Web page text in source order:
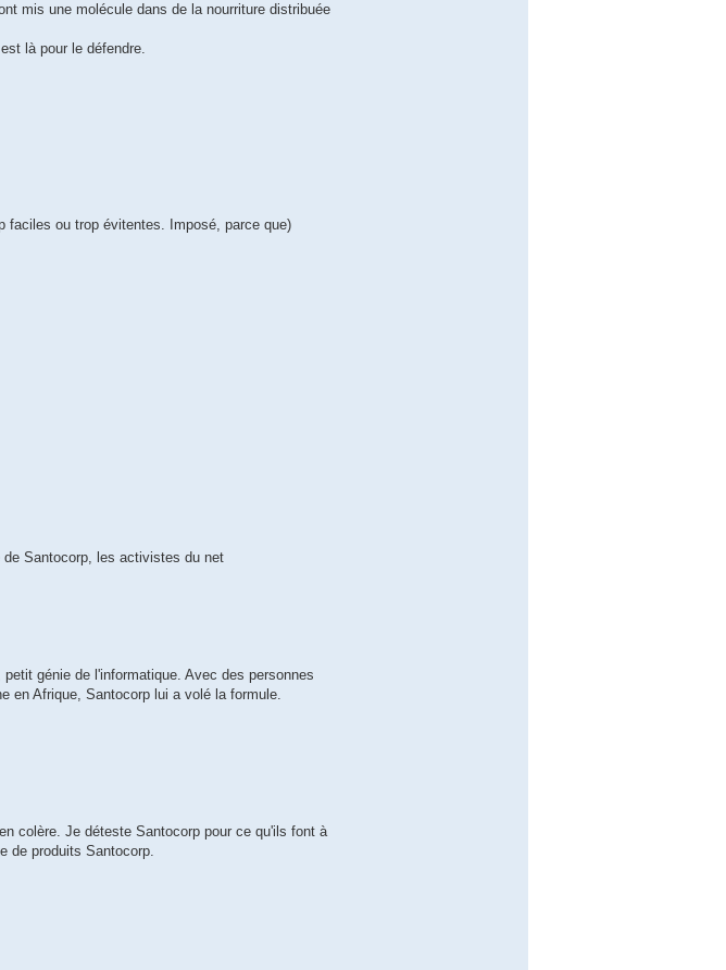
mis une molécule dans de la nourriture distribuée
là pour le défendre.
faciles ou trop évitentes. Imposé, parce que)
Santocorp, les activistes du net
génie de l'informatique. Avec des personnes
en Afrique, Santocorp lui a volé la formule.
colère. Je déteste Santocorp pour ce qu'ils font à
de produits Santocorp.